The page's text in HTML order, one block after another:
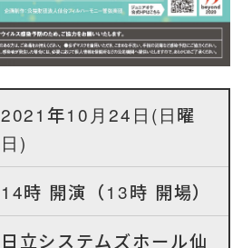
2021年10月24日(日曜
日)
14時 開演（13時 開場）
日立システムズホール仙